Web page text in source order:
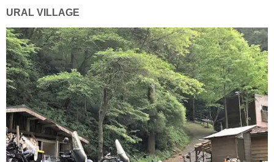
URAL VILLAGE